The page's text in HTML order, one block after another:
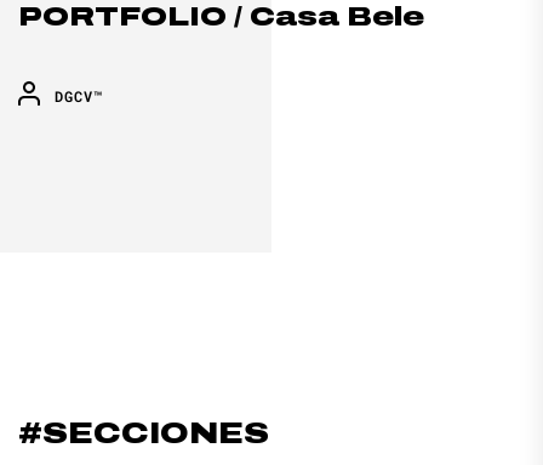
PORTFOLIO / Casa Bele
DGCV™
#SECCIONES